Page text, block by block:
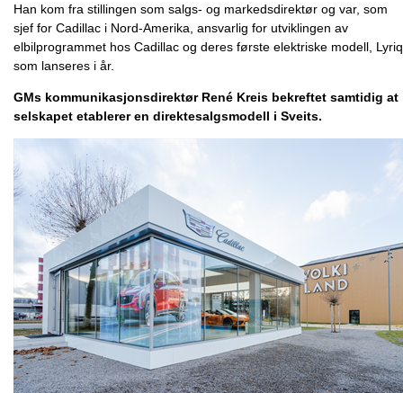
Han kom fra stillingen som salgs- og markedsdirektør og var, som
sjef for Cadillac i Nord-Amerika, ansvarlig for utviklingen av
elbilprogrammet hos Cadillac og deres første elektriske modell,
som lanseres i år.
GMs kommunikasjonsdirektør René Kreis bekreftet samtidig at
selskapet etablerer en direktesalgsmodell i Sveits.